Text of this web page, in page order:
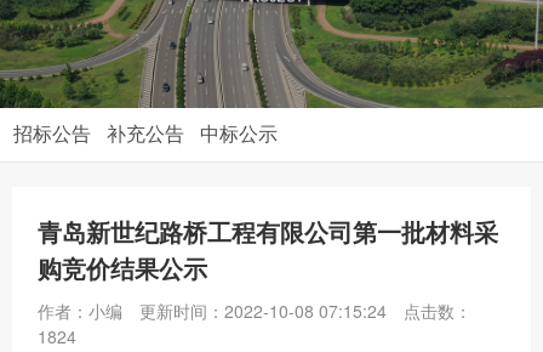
招标公告 补充公告 中标公示
青岛新世纪路桥工程有限公司第一批材料采
购竞价结果公示
作者：小编 更新时间：2022-10-08 07:15:24
点击数：
1824